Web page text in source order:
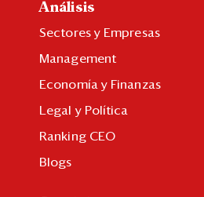
Análisis
Sectores y Empresas
Management
Economía y Finanzas
Legal y Política
Ranking CEO
Blogs